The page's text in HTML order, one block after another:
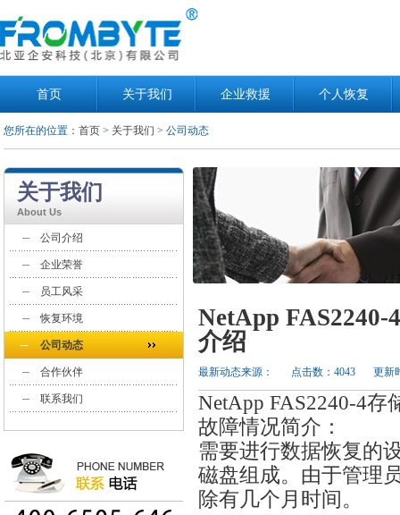
首页 关于我们 企业救援 个人恢复
您所在的位置： 首页> 关于我们 > 公司动态
关于我们
About Us
公司介绍
企业荣誉
员工风采
恢复环境
公司动态
合作伙伴
联系我们
NetApp
介绍
最新动态来源： 点击数：4043 更新
NetApp FAS2240-4
故障情况简介：
需要进行数据恢复的
磁盘组成。由于管理
除有几个月时间。